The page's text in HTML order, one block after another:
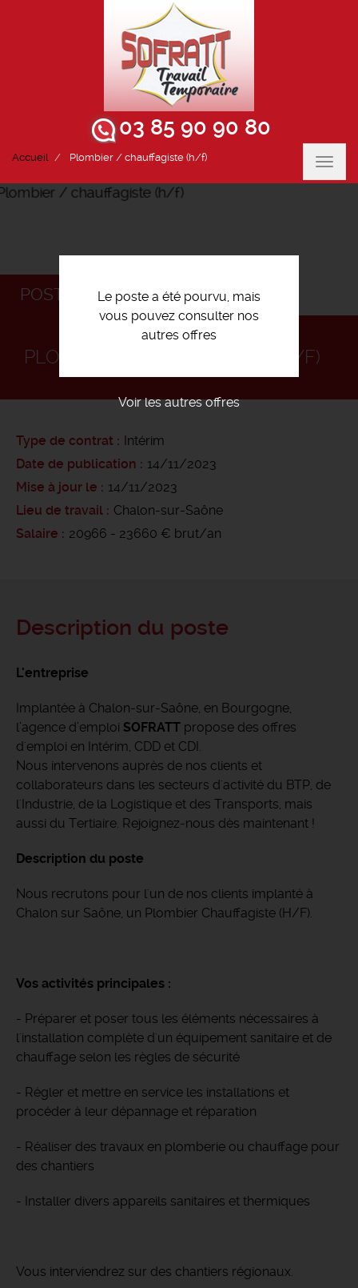
03 85 90 90 80
Accueil Plombier / chauffagiste (h/f)
Le poste a été pourvu, mais
vous pouvez consulter nos
autres offres
Voir les autres offres
POSTULEZ
PLOMBIER / CHAUFFAGISTE (H/F)
Type de contrat
Intérim
Date de publication
14/11/2023
Mise à jour le
14/11/2023
Lieu de travail
Chalon-sur-Saône
Salaire
20966 - 23660 € brut/an
Description du poste
L'entreprise
Implantée à Chalon-sur-Saône, en Bourgogne,
l’agence d’emploi SOFRATT propose des offres
d'emploi en Intérim, CDD et CDI.
Nous intervenons auprès de nos clients et
collaborateurs dans les secteurs d'activité du BTP, de
l'Industrie, de la Logistique et des Transports, mais
aussi du Tertiaire. Rejoignez-nous dès maintenant !
Description du poste
Nous recrutons pour l'un de nos clients implanté à
Chalon sur Saône, un Plombier Chauffagiste (H/F).
Vos activités principales :
- Préparer et poser tous les éléments nécessaires à
l'installation complète d'un équipement sanitaire et de
chauffage selon les règles de sécurité
- Régler et mettre en service les installations et
procéder à leur dépannage et réparation
- Réaliser des travaux en plomberie ou chauffage pour
des chantiers
- Installer divers appareils sanitaires et thermiques
Vous interviendrez sur des chantiers régionaux.